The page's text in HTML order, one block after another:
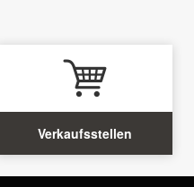
Verkaufsstellen